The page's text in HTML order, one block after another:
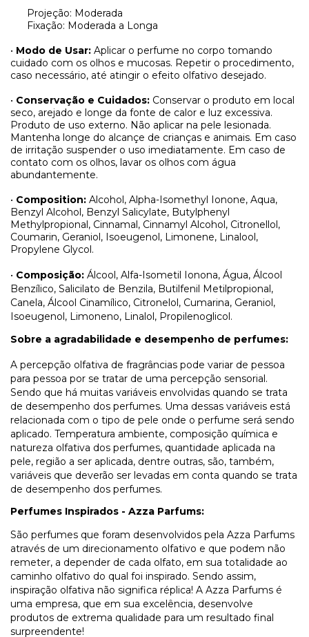
Projeção: Moderada
Fixação: Moderada a Longa
• Modo de Usar: Aplicar o perfume no corpo tomando
cuidado com os olhos e mucosas. Repetir o procedimento,
caso necessário, até atingir o efeito olfativo desejado.
• Conservação e Cuidados: Conservar o produto em local
seco, arejado e longe da fonte de calor e luz excessiva.
Produto de uso externo. Não aplicar na pele lesionada.
Mantenha longe do alcançe de crianças e animais. Em caso
de irritação suspender o uso imediatamente. Em caso de
contato com os olhos, lavar os olhos com água
abundantemente.
• Composition: Alcohol, Alpha-Isomethyl Ionone, Aqua,
Benzyl Alcohol, Benzyl Salicylate, Butylphenyl
Methylpropional, Cinnamal, Cinnamyl Alcohol, Citronellol,
Coumarin, Geraniol, Isoeugenol, Limonene, Linalool,
Propylene Glycol.
• Composição: Álcool, Alfa-Isometil Ionona, Água, Álcool
Benzílico, Salicilato de Benzila, Butilfenil Metilpropional,
Canela, Álcool Cinamílico, Citronelol, Cumarina, Geraniol,
Isoeugenol, Limoneno, Linalol, Propilenoglicol.
Sobre a agradabilidade e desempenho de perfumes:
A percepção olfativa de fragrâncias pode variar de pessoa
para pessoa por se tratar de uma percepção sensorial.
Sendo que há muitas variáveis envolvidas quando se trata
de desempenho dos perfumes. Uma dessas variáveis está
relacionada com o tipo de pele onde o perfume será sendo
aplicado. Temperatura ambiente, composição química e
natureza olfativa dos perfumes, quantidade aplicada na
pele, região a ser aplicada, dentre outras, são, também,
variáveis que deverão ser levadas em conta quando se trata
de desempenho dos perfumes.
Perfumes Inspirados - Azza Parfums:
São perfumes que foram desenvolvidos pela Azza Parfums
através de um direcionamento olfativo e que podem não
remeter, a depender de cada olfato, em sua totalidade ao
caminho olfativo do qual foi inspirado. Sendo assim,
inspiração olfativa não significa réplica! A Azza Parfums é
uma empresa, que em sua excelência, desenvolve
produtos de extrema qualidade para um resultado final
surpreendente!